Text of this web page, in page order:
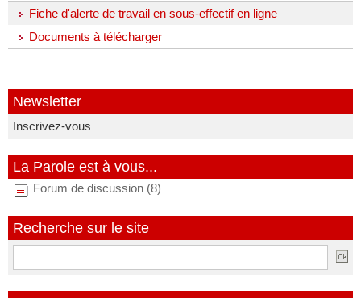
Fiche d'alerte de travail en sous-effectif en ligne
Documents à télécharger
Newsletter
Inscrivez-vous
La Parole est à vous...
Forum de discussion (8)
Recherche sur le site